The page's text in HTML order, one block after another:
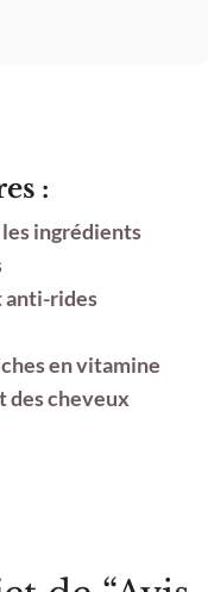
:
ingrédients
anti-rides
en vitamine
des cheveux